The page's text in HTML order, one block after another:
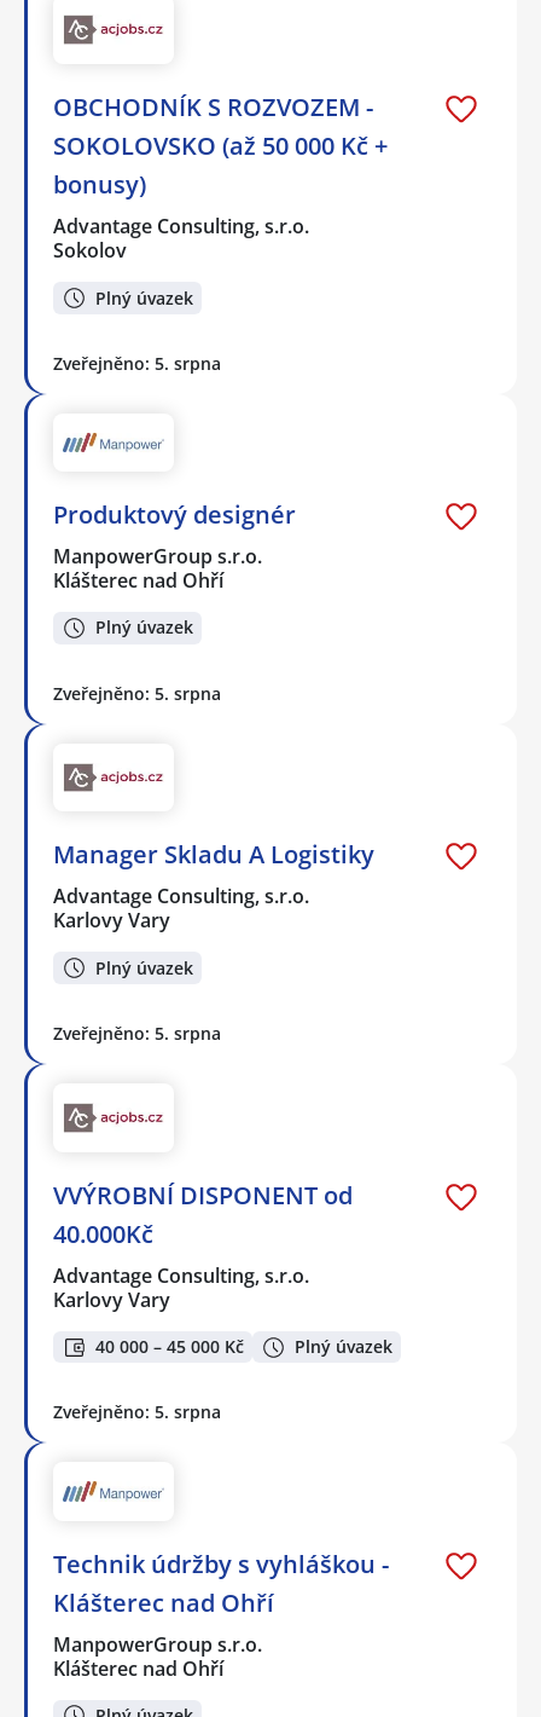
OBCHODNÍK S ROZVOZEM -
SOKOLOVSKO (až 50 000 Kč +
bonusy)
Advantage Consulting, s.r.o.
Sokolov
Plný úvazek
Zveřejněno: 5. srpna
Produktový designér
ManpowerGroup s.r.o.
Klášterec nad Ohří
Plný úvazek
Zveřejněno: 5. srpna
Manager Skladu A Logistiky
Advantage Consulting, s.r.o.
Karlovy Vary
Plný úvazek
Zveřejněno: 5. srpna
VVÝROBNÍ DISPONENT od
40.000Kč
Advantage Consulting, s.r.o.
Karlovy Vary
40 000 – 45 000 Kč Plný úvazek
Zveřejněno: 5. srpna
Technik údržby s vyhláškou -
Klášterec nad Ohří
ManpowerGroup s.r.o.
Klášterec nad Ohří